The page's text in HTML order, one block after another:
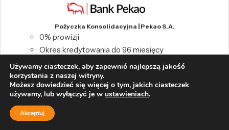
Pożyczka Konsolidacyjna | Pekao S.A.
0% prowizji
Okres kredytowania do 96 miesięcy
Szczegóły
Wnioskuj!
Używamy ciasteczek, aby zapewnić najlepszą jakość
korzystania z naszej witryny.
Możesz dowiedzieć się więcej o tym, jakich ciasteczek
używamy, lub wyłączyć je w ustawieniach.
Akceptuj